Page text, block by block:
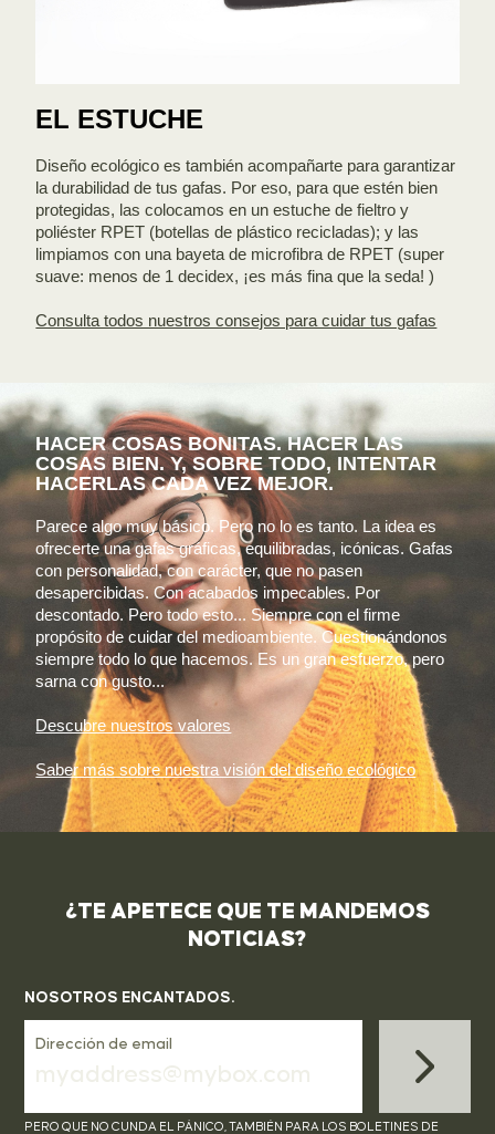
EL ESTUCHE
Diseño ecológico es también acompañarte para garantizar
la durabilidad de tus gafas. Por eso, para que estén bien
protegidas, las colocamos en un estuche de fieltro y
poliéster RPET (botellas de plástico recicladas); y las
limpiamos con una bayeta de microfibra de RPET (super
suave: menos de 1 decidex, ¡es más fina que la seda! )
Consulta todos nuestros consejos para cuidar tus gafas
HACER COSAS BONITAS. HACER LAS
COSAS BIEN. Y, SOBRE TODO, INTENTAR
HACERLAS CADA VEZ MEJOR.
Parece algo muy básico. Pero no lo es tanto. La idea es
ofrecerte una gafas gráficas, equilibradas, icónicas. Gafas
con personalidad, con carácter, que no pasen
desapercibidas. Con acabados impecables. Por
descontado. Pero todo esto... Siempre con el firme
propósito de cuidar del medioambiente. Cuestionándonos
siempre todo lo que hacemos. Es un gran esfuerzo, pero
sarna con gusto...
Descubre nuestros valores
Saber más sobre nuestra visión del diseño ecológico
¿TE APETECE QUE TE MANDEMOS
NOTICIAS?
NOSOTROS ENCANTADOS.
Dirección de email
PERO QUE NO CUNDA EL PÁNICO, TAMBIÉN PARA LOS BOLETINES DE